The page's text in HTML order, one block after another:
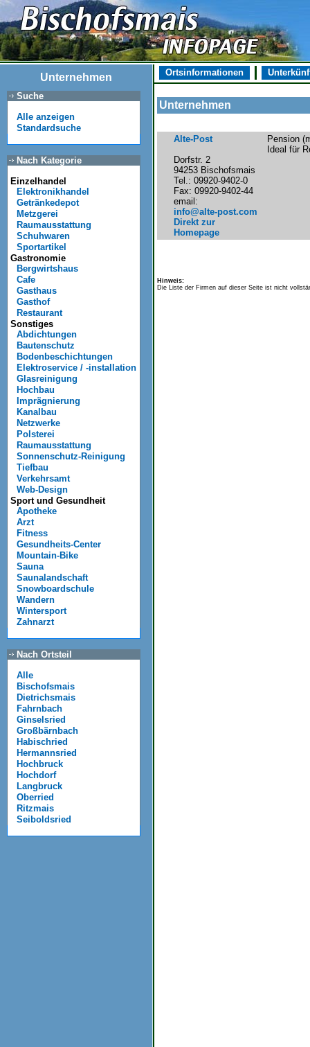
Unternehmen
Suche
Alle anzeigen
Standardsuche
Nach Kategorie
Einzelhandel
Elektronikhandel
Getränkedepot
Metzgerei
Raumausstattung
Schuhwaren
Sportartikel
Gastronomie
Bergwirtshaus
Cafe
Gasthaus
Gasthof
Restaurant
Sonstiges
Abdichtungen
Bautenschutz
Bodenbeschichtungen
Elektroservice / -installation
Glasreinigung
Hochbau
Imprägnierung
Kanalbau
Netzwerke
Polsterei
Raumausstattung
Sonnenschutz-Reinigung
Tiefbau
Verkehrsamt
Web-Design
Sport und Gesundheit
Apotheke
Arzt
Fitness
Gesundheits-Center
Mountain-Bike
Sauna
Saunalandschaft
Snowboardschule
Wandern
Wintersport
Zahnarzt
Nach Ortsteil
Alle
Bischofsmais
Dietrichsmais
Fahrnbach
Ginselsried
Großbärnbach
Habischried
Hermannsried
Hochbruck
Hochdorf
Langbruck
Oberried
Ritzmais
Seiboldsried
Ortsinformationen
Unternehmen
Alte-Post
Dorfstr. 2
94253 Bischofsmais
Tel.: 09920-9402-0
Fax: 09920-9402-44
email:
info@alte-post.com
Direkt zur
Homepage
Pension
Ideal für
Hinweis:
Die Liste der Firmen auf dieser Seite ist nicht